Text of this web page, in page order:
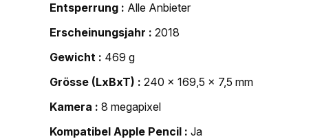
Entsperrung
Alle Anbieter
Erscheinungsjahr
2018
Gewicht
469 g
Grösse (LxBxT)
240 x 169,5 x 7,5 mm
Kamera
8 megapixel
Kompatibel Apple Pencil
Ja